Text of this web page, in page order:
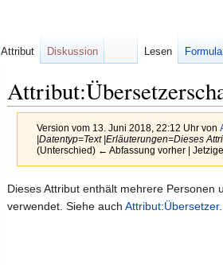
Version vom 13. Juni 2018, 22:12 Uhr von
|Datentyp=Text |Erläuterungen=Dieses
(Unterschied) ← Abfassung vorher |
Zur
Navigation
Zur
Suche
Dieses Attribut enthält mehrere Personen
verwendet. Siehe auch Attribut:Übersetzer.
Attribut Diskussion Lesen